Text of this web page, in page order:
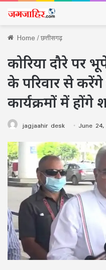
Home/छत्तीसगढ़
कोरिया दौरे पर
के परिवार से
कार्यक्रमों में होंगे
jagjaahir desk June